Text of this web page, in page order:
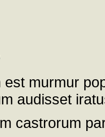
est murmur
audisset
castrorum